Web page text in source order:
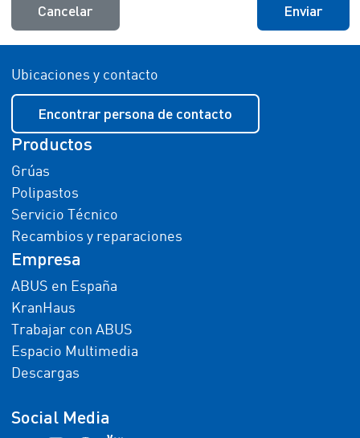
Cancelar Enviar
Ubicaciones y contacto
Encontrar persona de contacto
Productos
Grúas
Polipastos
Servicio Técnico
Recambios y reparaciones
Empresa
ABUS en España
KranHaus
Trabajar con ABUS
Espacio Multimedia
Descargas
Social Media